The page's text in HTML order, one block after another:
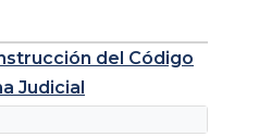
del Código
Judicial